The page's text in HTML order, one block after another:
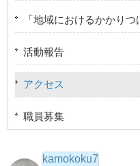
「地域におけるかかり
活動報告
アクセス
職員募集
kamokoku7